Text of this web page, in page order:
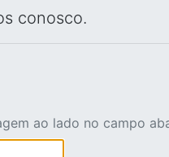
conosco.
ao lado no campo